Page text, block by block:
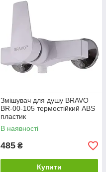
Змішувач для душу BRAVO
BR-00-105 термостійкий ABS
пластик
В наявності
485 ₴
Купити